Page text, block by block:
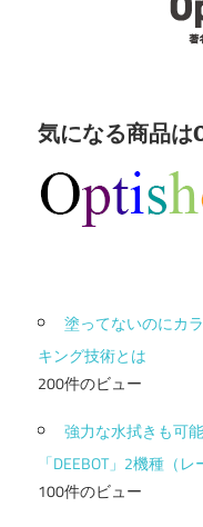
気になる商品は
塗ってないのにカ
キング技術とは
200件のビュー
強力な水拭きも可
「DEEBOT」2機種（
100件のビュー